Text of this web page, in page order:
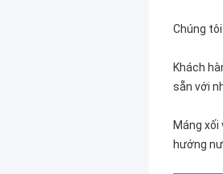
Chúng
Khách
sẵn với
Máng
hướng